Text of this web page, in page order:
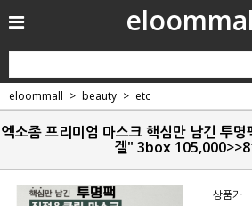
eloommall beauty etc
엑소좀 프리미엄 마스크 핵심만 남긴 투
겔" 3box
상품가